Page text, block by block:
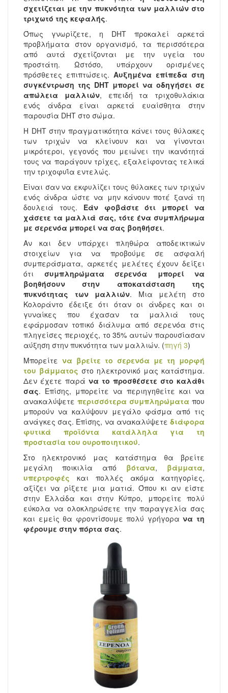
σχετίζεται με την πυκνότητα των μαλλιών στο
τριχωτό της κεφαλής.
Όπως γνωρίζετε, η DHT προκαλεί αρκετά
προβλήματα στον οργανισμό, τα περισσότερα
από αυτά σχετίζονται με την υγεία του
προστάτη. Ωστόσο, υπάρχουν ορισμένες
πρόσθετες επιπτώσεις. Αυξημένα επίπεδα στη
συγκέντρωση της DHT μπορεί να οδηγήσει σε
απώλεια μαλλιών, επειδή τα τριχοθυλάκια
ενός άνδρα είναι αρκετά ευαίσθητα στην
παρουσία DHT στο σώμα.
Η DHT στην πραγματικότητα κάνει τους θύλακες
των τριχών να κλείνουν και να γίνονται
μικρότεροι, γεγονός που μειώνει την ικανότητά
τους να παράγουν τρίχες, εξαλείφοντας τελικά
την τριχοφυΐα εντελώς.
Είναι σαν να εκφυλίζει τους θύλακες των τριχών
ενός άνδρα ώστε να μην κάνουν ποτέ ξανά τη
δουλειά τους. Εάν φοβάστε ότι μπορεί να
χάσετε τα μαλλιά σας, τότε ένα συμπλήρωμα
με σερενόα μπορεί να σας βοηθήσει.
Αν και δεν υπάρχει πληθώρα αποδεικτικών
στοιχείων για να προβούμε σε ασφαλή
συμπεράσματα, αρκετές μελέτες έχουν δείξει
ότι συμπληρώματα σερενόα μπορεί να
βοηθήσουν στην αποκατάσταση της
πυκνότητας των μαλλιών. Μια μελέτη στο
Κολοράντο έδειξε ότι όταν οι άνδρες και οι
γυναίκες που έχασαν τα μαλλιά τους
εφάρμοσαν τοπικό διάλυμα από σερενόα στις
πληγείσες περιοχές, το 35% αυτών παρουσίασαν
αύξηση στην πυκνότητα των μαλλιών. (πηγή 3)
Μπορείτε να βρείτε το σερενόα με τη μορφή
του βάμματος στο ηλεκτρονικό μας κατάστημα.
Δεν έχετε παρά να το προσθέσετε στο καλάθι
σας. Επίσης, μπορείτε να περιηγηθείτε και να
ανακαλύψετε περισσότερα συμπληρώματα που
μπορούν να καλύψουν μεγάλο φάσμα από τις
ανάγκες σας. Επίσης, να ανακαλύψετε διάφορα
φυτικά προϊόντα κατάλληλα για τη
προστασία του ουροποιητικού.
Στο ηλεκτρονικό μας κατάστημα θα βρείτε
μεγάλη ποικιλία από βότανα, βάμματα,
υπερτροφές και πολλές ακόμα κατηγορίες,
αξίζει να ρίξετε μια ματιά. Όπου κι αν είστε
στην Ελλάδα και στην Κύπρο, μπορείτε πολύ
εύκολα να ολοκληρώσετε την παραγγελία σας
και εμείς θα φροντίσουμε πολύ γρήγορανα τη
φέρουμε στην πόρτα σας.